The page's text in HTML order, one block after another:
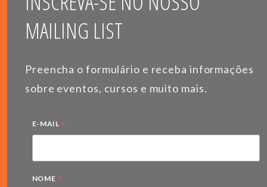
MAILING LIST
Preencha o formulário e receba informações
sobre eventos, cursos e muito mais.
E-MAIL *
NOME *